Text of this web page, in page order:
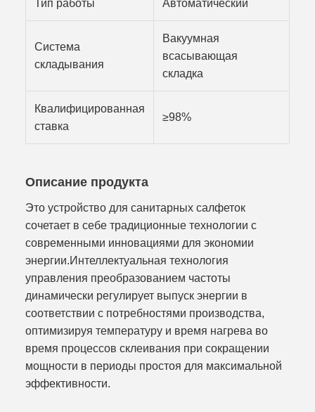
Тип работы Автоматический
Система
складывания
Вакуумная
всасывающая
складка
Квалифицированная
ставка
≥98%
Описание продукта
Это устройство для санитарных салфеток
сочетает в себе традиционные технологии с
современными инновациями для экономии
энергии.Интеллектуальная технология
управления преобразованием частоты
динамически регулирует выпуск энергии в
соответствии с потребностями производства,
оптимизируя температуру и время нагрева во
время процессов склеивания при сокращении
мощности в периоды простоя для максимальной
эффективности.